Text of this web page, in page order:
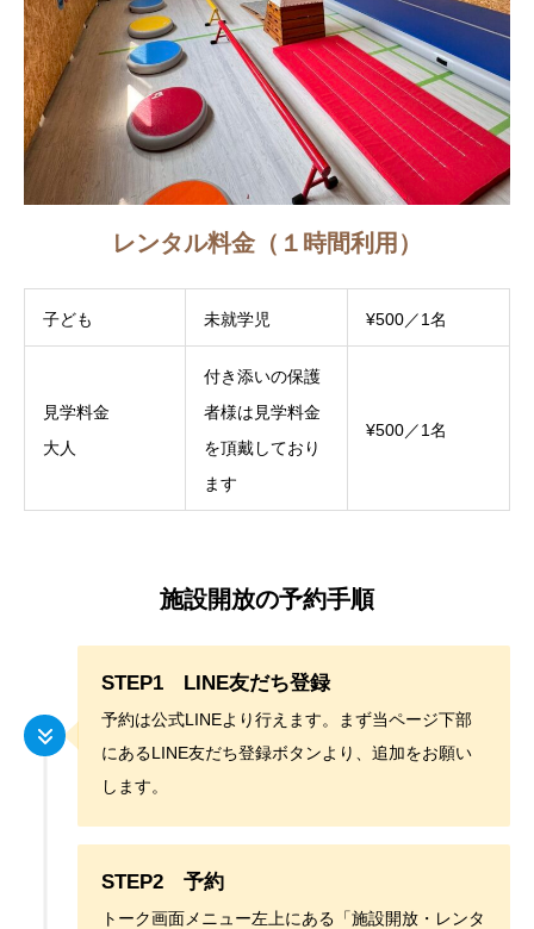
レンタル料金（１時間利用）
子ども 未就学児 ¥500／1名
見学料金
大人
付き添いの保護
者様は見学料金
を頂戴しており
ます
¥500／1名
施設開放の予約手順
STEP1 LINE友だち登録
予約は公式LINEより行えます。まず当ページ下部
にあるLINE友だち登録ボタンより、追加をお願い
します。
STEP2 予約
トーク画面メニュー左上にある「施設開放・レンタ